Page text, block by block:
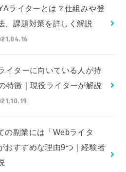
ライターとは？仕組みや登
、課題対策を詳しく解説
イターに向いている人が持
特徴｜現役ライターが解説
の副業には「Webライタ
おすすめな理由9つ｜経験者